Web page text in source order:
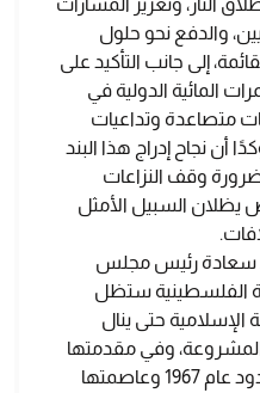
النار، وتعزيز المسارات
والدفع نحو حلول
إلى جانب التأكيد على
المائية الدولية في
متصاعدة وتداعيات
أن نجاح إدراج هذا البند
وقف النزاعات
يظلان السبيل الأمثل
سعادة رئيس مجلس
الفلسطينية ستظل
الإسلامية حتى ينال
وفي مقدمتها
إقامة دولته المستقلة على حدود عام 1967 وعاصمتها